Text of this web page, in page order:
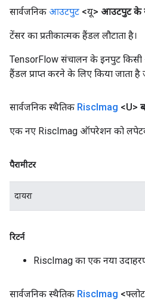
सार्वजनिक आउटपुट <यू> आउटपुट के
टेंसर का प्रतीकात्मक हैंडल लौटाता है।
TensorFlow संचालन के इनपुट
हैंडल प्राप्त करने के लिए किया जाता है
सार्वजनिक स्थैतिक RiscImag <U>
एक नए RiscImag ऑपरेशन को
पैरामीटर
दायरा
रिटर्न
RiscImag का एक नया
सार्वजनिक स्थैतिक RiscImag